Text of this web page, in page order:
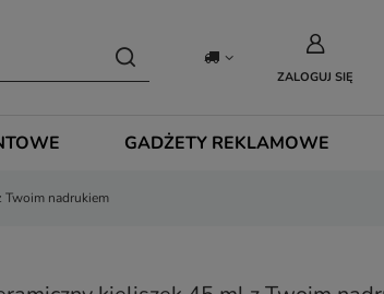
ZALOGUJ SIĘ
GADŻETY REKLAMOWE
Twoim nadrukiem